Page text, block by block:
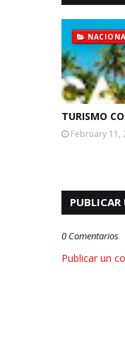
TURISMO
February 11,
0 Comentarios
Publicar un